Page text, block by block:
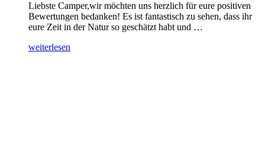
Liebste Camper,wir möchten uns herzlich für eure positiven
Bewertungen bedanken! Es ist fantastisch zu sehen, dass ihr
eure Zeit in der Natur so geschätzt habt und …
„Dankeschön
weiterlesen